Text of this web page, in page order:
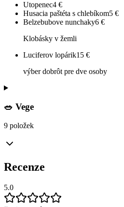
Utopenec4 €
Husacia paštéta s chlebíkom5 €
Belzebubove nunchaky6 €
Klobásky v žemli
Luciferov lopárik15 €
výber dobrôt pre dve osoby
🥗 Vege
9 položek
Recenze
5.0